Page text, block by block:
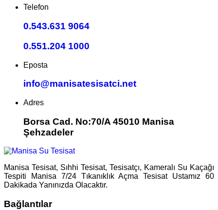
Telefon
0.543.631 9064
0.551.204 1000
Eposta
info@manisatesisatci.net
Adres
Borsa Cad. No:70/A 45010 Manisa
Şehzadeler
Manisa Tesisat, Sıhhi Tesisat, Tesisatçı, Kameralı Su Kaçağı
Tespiti Manisa 7/24 Tıkanıklık Açma Tesisat Ustamız 60
Dakikada Yanınızda Olacaktır.
Bağlantılar